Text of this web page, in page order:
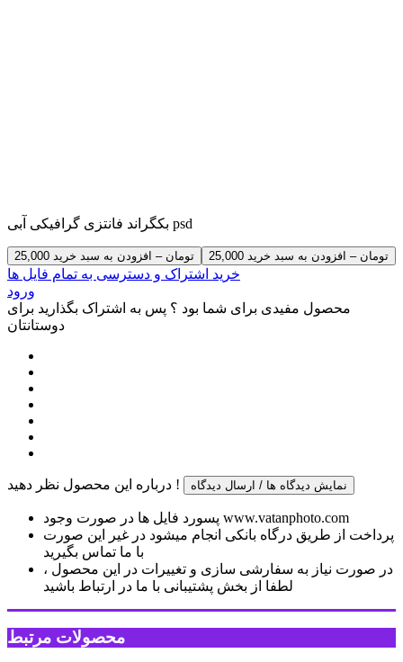
بکگراند فانتزی گرافیکی آبی psd
25,000 تومان – افزودن به سبد خرید
خرید اشتراک و دسترسی به تمام فایل ها
ورود
محصول مفیدی برای شما بود ؟ پس به اشتراک بگذارید برای
دوستانتان
درباره این محصول نظر دهید ! نمایش دیدگاه ها / ارسال دیدگاه
پسورد فایل ها در صورت وجود www.vatanphoto.com
پرداخت از طریق درگاه بانکی انجام میشود در غیر این صورت
با ما تماس بگیرید
در صورت نیاز به سفارشی سازی و تغییرات در این محصول ،
لطفا از بخش پشتیبانی با ما در ارتباط باشید
محصولات مرتبط